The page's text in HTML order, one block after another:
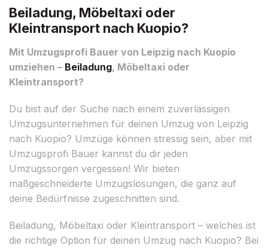
Beiladung, Möbeltaxi oder
Kleintransport nach Kuopio?
Mit Umzugsprofi Bauer von Leipzig nach Kuopio
umziehen – Beiladung, Möbeltaxi oder
Kleintransport?
Du bist auf der Suche nach einem zuverlässigen
Umzugsunternehmen für deinen Umzug von Leipzig
nach Kuopio? Umzüge können stressig sein, aber mit
Umzugsprofi Bauer kannst du dir jeden
Umzugssorgen vergessen! Wir bieten
maßgeschneiderte Umzugslösungen, die ganz auf
deine Bedürfnisse zugeschnitten sind.
Beiladung, Möbeltaxi oder Kleintransport – welches ist
die richtige Option für deinen Umzug nach Kuopio? Bei